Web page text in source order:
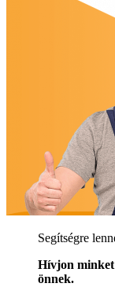
Segítségre
Hívjon minket
önnek.